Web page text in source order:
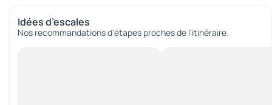
Idées d’escales
Nos recommandations d'étapes proches de l’itinéraire.